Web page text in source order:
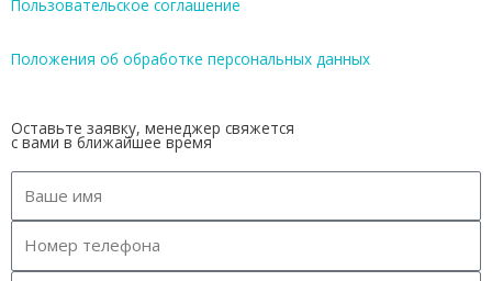
Пользовательское соглашение
Положения об обработке персональных данных
Оставьте заявку, менеджер свяжется
с вами в ближайшее время